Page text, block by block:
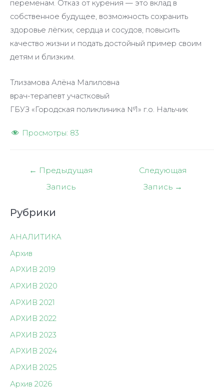
переменам. Отказ от курения — это вклад в
собственное будущее, возможность сохранить
здоровье лёгких, сердца и сосудов, повысить
качество жизни и подать достойный пример своим
детям и близким.
Тлизамова Алёна Малиловна
врач-терапевт участковый
ГБУЗ «Городская поликлиника №1» г.о. Нальчик
Просмотры: 83
Навигация
← Предыдущая
Запись
Следующая
Запись →
Рубрики
АНАЛИТИКА
Архив
АРХИВ 2019
АРХИВ 2020
АРХИВ 2021
АРХИВ 2022
АРХИВ 2023
АРХИВ 2024
АРХИВ 2025
Архив 2026